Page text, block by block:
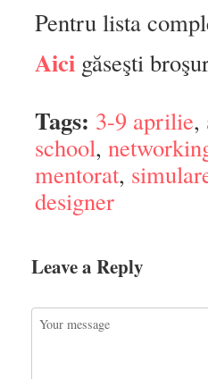
Pentru lista
Aici găseşti
Tags: 3-9 aprilie,
school,
mentorat,
designer
Leave a Reply